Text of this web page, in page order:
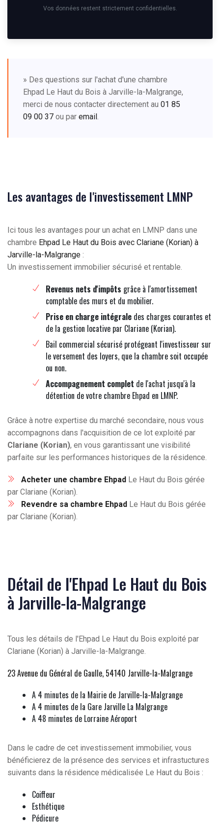
Vos données restent strictement confidentielles.
» Des questions sur l'achat d'une chambre
Ehpad Le Haut du Bois à Jarville-la-Malgrange,
merci de nous contacter directement au 01 85
09 00 37 ou par email .
Les avantages de l'investissement LMNP
Ici tous les avantages pour un achat en LMNP dans une
chambre Ehpad Le Haut du Bois avec Clariane (Korian) à
Jarville-la-Malgrange :
Un investissement immobilier sécurisé et rentable.
Revenus nets d'impôts grâce à l'amortissement
comptable des murs et du mobilier.
Prise en charge intégrale des charges courantes et
de la gestion locative par Clariane (Korian).
Bail commercial sécurisé protégeant l'investisseur sur
le versement des loyers, que la chambre soit occupée
ou non.
Accompagnement complet de l'achat jusqu'à la
détention de votre chambre Ehpad en LMNP.
Grâce à notre expertise du marché secondaire, nous vous
accompagnons dans l'acquisition de ce lot exploité par
Clariane (Korian), en vous garantissant une visibilité
parfaite sur les performances historiques de la résidence.
Acheter une chambre Ehpad Le Haut du Bois gérée
par Clariane (Korian).
Revendre sa chambre Ehpad Le Haut du Bois gérée
par Clariane (Korian).
Détail de l'Ehpad Le Haut du Bois
à Jarville-la-Malgrange
Tous les détails de l'Ehpad Le Haut du Bois exploité par
Clariane (Korian) à Jarville-la-Malgrange.
23 Avenue du Général de Gaulle, 54140 Jarville-la-Malgrange
A 4 minutes de la Mairie de Jarville-la-Malgrange
A 4 minutes de la Gare Jarville La Malgrange
A 48 minutes de Lorraine Aéroport
Dans le cadre de cet investissement immobilier, vous
bénéficierez de la présence des services et infrastuctures
suivants dans la résidence médicalisée Le Haut du Bois :
Coiffeur
Esthétique
Pédicure